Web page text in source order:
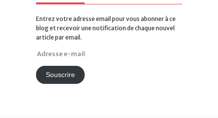
e-
Souscrire
ARTICLES RÉCENTS